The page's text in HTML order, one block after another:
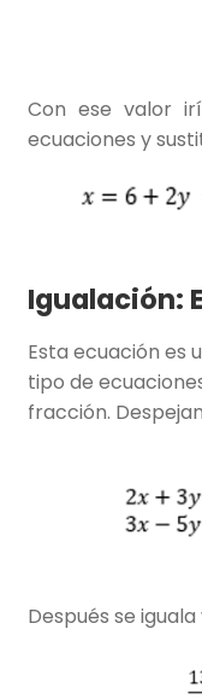
Con ese valor
ecuaciones y
Igualación:
Esta ecuación es
tipo de
fracción.
Después se